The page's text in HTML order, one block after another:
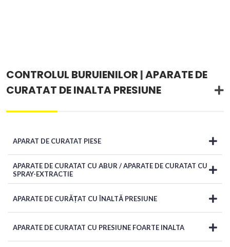
CONTROLUL BURUIENILOR |APARATE DE
CURATAT DE INALTA PRESIUNE
APARAT DE CURATAT PIESE
APARATE DE CURATAT CU ABUR / APARATE DE CURATAT CU
SPRAY-EXTRACTIE
APARATE DE CURĂȚAT CU ÎNALTĂ PRESIUNE
APARATE DE CURATAT CU PRESIUNE FOARTE INALTA